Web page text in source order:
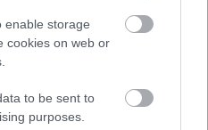
enable storage
cookies on web or
to be sent to
purposes.
a pénz